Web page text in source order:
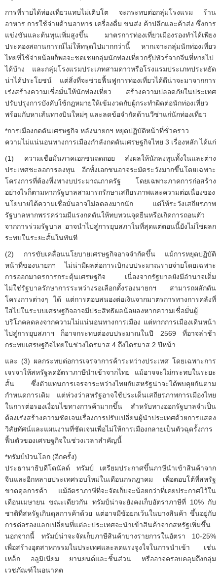
การที่รายได้ท่องเที่ยวแทบไม่เติบโต จะกระทบต่อกลุ่มโรงแรม ร้าน
อาหาร การใช้จ่ายด้านอาหาร เครื่องดื่ม ขนส่ง ค้าปลีกและค้าส่ง ซึ่งการ
แข่งขันและต้นทุนเพิ่มสูงขึ้น มาตรการท่องเที่ยวเมืองรองทำได้เพียง
ประคองสถานการณ์ไม่ให้ทรุดไปมากกว่านี้ หากเจาะกลุ่มนักท่องเที่ยว
ไทยที่ใช้จ่ายน้อยก็พอจะชดเชยกลุ่มนักท่องเที่ยวกรุ๊ปทัวร์จากจีนที่หายไป
ได้บ้าง และกลุ่มโรงแรมประเภทสามดาวหรือโรงแรมประเภทประหยัด
น่าได้ประโยชน์ แต่สิ่งที่จะช่วยฟื้นฟูการท่องเที่ยวได้ดีน่าจะมาจากการ
เร่งสร้างความเชื่อมั่นให้นักท่องเที่ยว สร้างความปลอดภัยในประเทศ
ปรับปรุงการบังคับใช้กฎหมายให้เข้มงวดกับผู้กระทำผิดต่อนักท่องเที่ยว
พร้อมกับหาเส้นทางบินใหม่ๆ และลดข้อจำกัดด้านวีซ่าแก่นักท่องเที่ยว
*การเมืองกดดันเศรษฐกิจ หลังนายกฯ หยุดปฏิบัติหน้าที่ชั่วคราว
ความไม่แน่นอนทางการเมืองกำลังกดดันเศรษฐกิจไทย 3 เรื่องหลัก ได้แก่
(1) ความเชื่อมั่นภาคเอกชนถดถอย ส่งผลให้นักลงทุนทั้งในและต่าง
ประเทศชะลอการลงทุน อีกทั้งเอกชนอาจระมัดระวังมากขึ้นโดยเฉพาะ
โครงการที่ต้องพึ่งพางบประมาณภาครัฐ โดยเฉพาะภาคการก่อสร้าง
อย่างไรก็ตามหากรัฐบาลสามารถรักษาเสถียรภาพและความต่อเนื่องของ
นโยบายได้ความเชื่อมั่นอาจไม่ลดลงมากนัก แต่ให้ระวังเสถียรภาพ
รัฐบาลหากพรรคร่วมมีแรงกดดันให้ทบทวนจุดยืนหรือเกิดการถอนตัว
จากการร่วมรัฐบาล อาจนำไปสู่การยุบสภาในที่สุดแต่ตอนนี้ยังไม่ใช่ผลก
ระทบในระยะสั้นในทันที
(2) การขับเคลื่อนนโยบายเศรษฐกิจอาจจำกัดขึ้น แม้การหยุดปฏิบัติ
หน้าที่ของนายกฯ ไม่น่ามีผลต่อการเบิกงบประมาณรายจ่ายโดยเฉพาะ
การออกมาตรการกระตุ้นเศรษฐกิจ เนื่องจากรัฐบาลยังมีอำนาจเต็ม
ไม่ใช่รัฐบาลรักษาการระหว่างรอเลือกตั้งรองนายกฯ สามารถผลักดัน
โครงการต่างๆ ได้ แต่การตอบสนองต่อเงินจากมาตรการทางการคลังที่
ใส่ไปในระบบเศรษฐกิจอาจมีประสิทธิผลน้อยลงหากความเชื่อมั่นผู้
บริโภคลดลงจากความไม่แน่นอนทางการเมือง แต่หากการเมืองเดินหน้า
ไปสู่การยุบสภาฯ ก็อาจกระทบต่องบประมาณในปี 2569 ที่อาจล่าช้า
กระทบเศรษฐกิจไทยในช่วงไตรมาส 4 ถึงไตรมาส 2 ปีหน้า
และ (3) ผลกระทบต่อการเจรจาการค้าระหว่างประเทศ โดยเฉพาะการ
เจรจาให้สหรัฐลดอัตราภาษีนำเข้าจากไทย แม้อาจจะไม่กระทบในระยะ
สั้น ซึ่งตัวแทนการเจรจาระหว่างไทยกับสหรัฐน่าจะได้พบคุยกันตาม
กำหนดการเดิม แต่ห่วงว่าสหรัฐอาจใช้ประเด็นเสถียรภาพการเมืองไทย
ในการต่อรองเงื่อนไขทางการค้ามากขึ้น สำหรับทางออกรัฐบาลจำเป็น
ต้องเร่งสร้างความชัดเจนเรื่องการปรับเปลี่ยนผู้นำประเทศด้วยการแสดง
วิสัยทัศน์และแผนงานที่ชัดเจนเพื่อไม่ให้การเมืองกลายเป็นตัวฉุดรั้งการ
ฟื้นตัวของเศรษฐกิจในช่วงเวลาสำคัญนี้
*ทรัมป์ป่วนโลก (อีกครั้ง)
ประธานาธิบดีโดนัลด์ ทรัมป์ เตรียมประกาศขึ้นภาษีนำเข้าสินค้าจาก
จีนและอีกหลายประเทศรอบใหม่ในเดือนกรกฎาคม เพื่อตอบโต้ที่สหรัฐ
ขาดดุลการค้า แม้อัตราภาษีที่จะจัดเก็บจะน้อยกว่าที่เคยประกาศไว้ใน
เดือนเมษายน ขณะเดียวกัน ทรัมป์น่าจะยังคงเก็บอัตราภาษีที่ 10% กับ
ชาติที่สหรัฐเกินดุลการค้าด้วย แต่อาจมีข้อยกเว้นในบางสินค้า ขึ้นอยู่กับ
การต่อรองแลกเปลี่ยนที่แต่ละประเทศจะนำเข้าสินค้าจากสหรัฐเพิ่มขึ้น
นอกจากนี้ ทรัมป์น่าจะจัดเก็บภาษีสินค้าบางรายการในอัตรา 10-25%
เพื่อสร้างอุตสาหกรรมในประเทศและลดแรงจูงใจในการนำเข้า เช่น
เหล็ก อลูมิเนียม ยานยนต์และชิ้นส่วน หรืออาจครอบคลุมถึงกลุ่ม
เวชภัณฑ์ในอนาคต